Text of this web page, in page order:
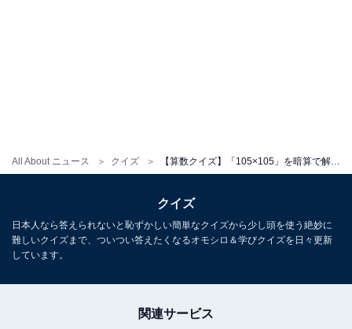
All About ニュース クイズ
クイズ
日本人なら答えられないと恥ずかしい簡単なクイズから少し頭を使う絶妙に
難しいクイズまで、ついつい答えたくなるオモシロ＆学びクイズを日々更新
しています。
関連サービス